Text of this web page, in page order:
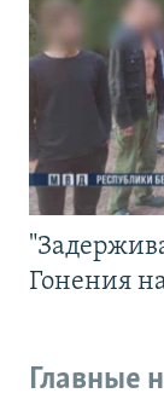
Гонения
Главные